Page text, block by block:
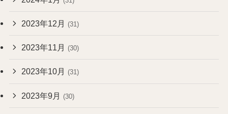
2023年12月 (31)
2023年11月 (30)
2023年10月 (31)
2023年9月 (30)